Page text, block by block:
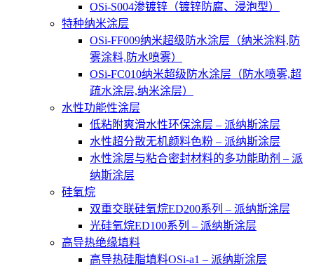
OSi-S004渗镀锌（镀锌防腐、浸泡型）
特种纳米涂层
OSi-FF009纳米超级防水涂层（纳米涂料,防
雾涂料,防水喷雾）
OSi-FC010纳米超级防水涂层（防水喷雾,超
疏水涂层,纳米涂层）
水性功能性涂层
低粘附爽滑水性环保涂层 – 派纳斯涂层
水性超分散无机颜料色粉 – 派纳斯涂层
水性涂层与粘合密封材料的多功能助剂 – 派
纳斯涂层
硅氧烷
双重交联硅氧烷ED200系列 – 派纳斯涂层
光硅氧烷ED100系列 – 派纳斯涂层
高导热绝缘填料
高导热硅脂填料OSi-a1 – 派纳斯涂层